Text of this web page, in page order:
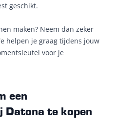
geschikt.
maken? Neem dan zeker
helpen je graag tijdens jouw
voor je
een
Datona te kopen